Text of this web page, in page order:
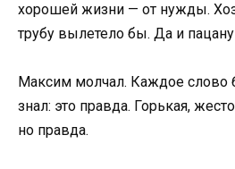
хорошей жизни — от нужды.
трубу вылетело бы. Да и
Максим молчал. Каждое слово
знал: это правда. Горькая,
но правда.